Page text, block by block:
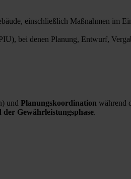
einschließlich Maßnahmen im
bei denen Planung, Entwurf,
und Planungskoordination während
Gewährleistungsphase.